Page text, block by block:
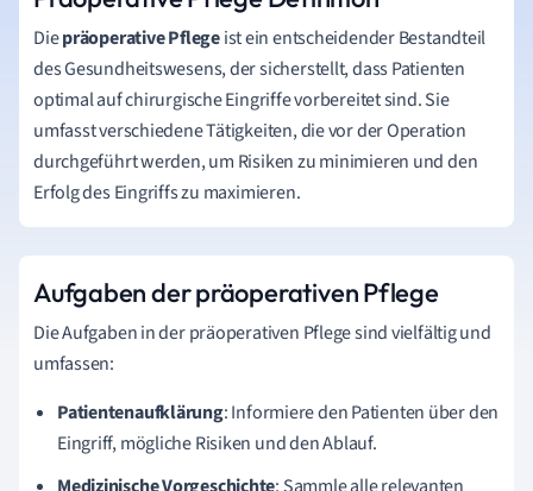
Diepräoperative Pflegeist ein entscheidender Bestandteil
des Gesundheitswesens, der sicherstellt, dass Patienten
optimal auf chirurgische Eingriffe vorbereitet sind. Sie
umfasst verschiedene Tätigkeiten, die vor der Operation
durchgeführt werden, um Risiken zu minimieren und den
Erfolg des Eingriffs zu maximieren.
Aufgaben der präoperativen Pflege
Die Aufgaben in der präoperativen Pflege sind vielfältig und
umfassen:
Patientenaufklärung: Informiere den Patienten über den
Eingriff, mögliche Risiken und den Ablauf.